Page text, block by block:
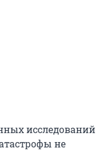
исследований
не